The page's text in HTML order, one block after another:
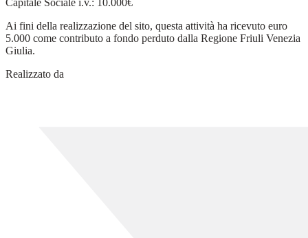
Ai fini della realizzazione del sito, questa attività ha ricevuto euro
5.000 come contributo a fondo perduto dalla Regione Friuli Venezia
Giulia.
Realizzato da